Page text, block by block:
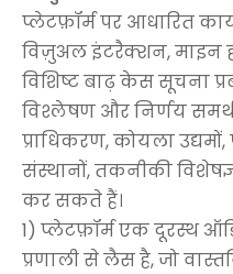
प्लेटफ़ॉर्म पर आधारित
विज़ुअल इंटरैक्शन, माइन
विशिष्ट बाढ़ केस सूचना
विश्लेषण और निर्णय
प्राधिकरण, कोयला
संस्थानों, तकनीकी
कर सकते हैं।
1) प्लेटफ़ॉर्म एक दूरस्थ
प्रणाली से लैस है, जो